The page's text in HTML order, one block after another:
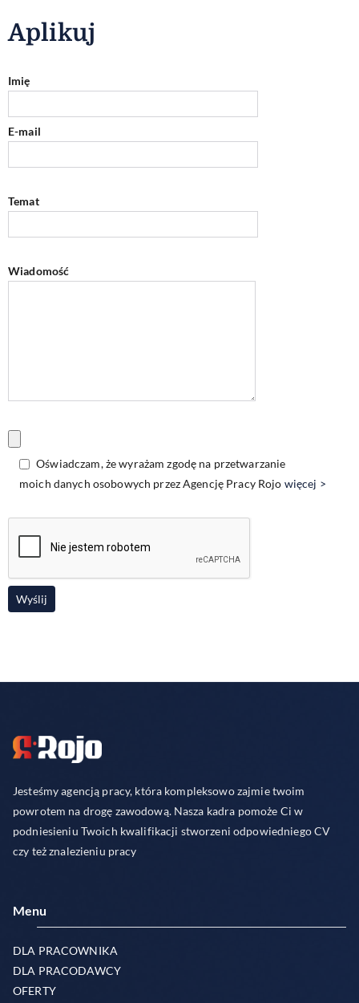
Aplikuj
Imię
E-mail
Temat
Wiadomość
Oświadczam, że wyrażam zgodę na przetwarzanie
moich danych osobowych przez Agencję Pracy Rojo więcej >
Jesteśmy agencją pracy, która kompleksowo zajmie twoim
powrotem na drogę zawodową. Nasza kadra pomoże Ci w
podniesieniu Twoich kwalifikacji stworzeni odpowiedniego CV
czy też znalezieniu pracy
Menu
DLA PRACOWNIKA
DLA PRACODAWCY
OFERTY